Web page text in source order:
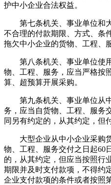
护中小企业合法权益。
第七条机关、事业单位和大
不合理的付款期限、方式、条
拖欠中小企业的货物、工程、
第八条机关、事业单位使
物、工程、服务，应当严格按
算、超预算开展采购。
第九条机关、事业单位从中
务，应当自货物、工程、服务
同另有约定的，从其约定，但
大型企业从中小企业采购
物、工程、服务交付之日起60
的，从其约定，但应当按照行
期限并及时支付款项，不得约
企业支付款项的条件或者按照